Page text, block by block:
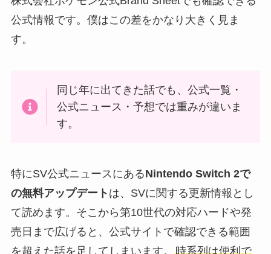
公式情報です。僕はこの差をかなり大きく見ま
す。
同じ年に出てきた話でも、公式一覧・
公式ニュース・予想では重みが違いま
す。
特にSV公式ニュースにあるNintendo Switch 2で
の無料アップデート は、SVに関する更新情報とし
て読めます。そこから第10世代の対応ハードや発
売日まで広げると、公式サイトで確認できる範囲
を超えた話を足してしまいます。 時系列は便利で